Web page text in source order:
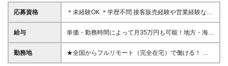
応募資格
＊未経験OK ＊学歴不問 接客販売経験や営業経験な
ど、【人と接する】仕事の経験が活かせます！ 【以
下のような方をお待ちしております】 ・家庭の事情
続けたい方 ・収入を下げずに転職したい方 ・目標達
成に意欲を持てる方 ・成果を出すことにやりがいを
給与
単価・勤務時間によって月35万円も可能！地方・海外
在住でも東京水準！ 時間単価 1,650円～2,420円 ※税
込み 収入例： 月額 387,200円…時間単価 2,200円×8
勤務地
★全国からフルリモート（完全在宅）で働ける！ ★
地方・海外在住の方も大歓迎！ ┗北海道から九州ま